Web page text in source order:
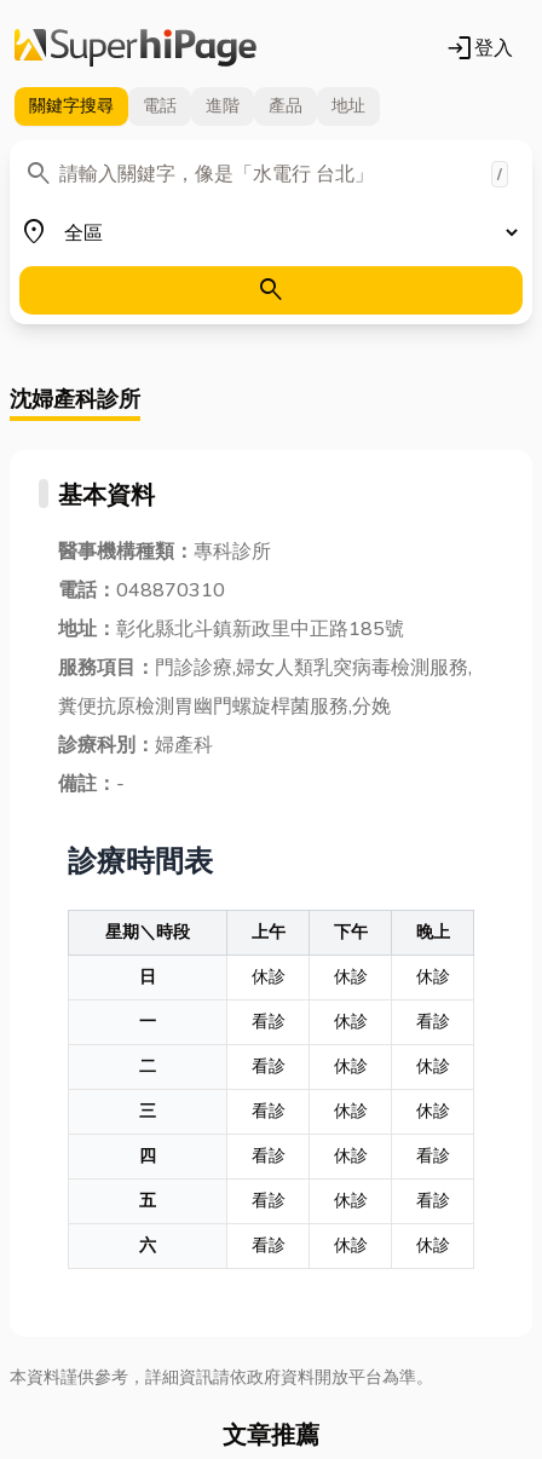
login登入
關鍵字搜尋 電話 進階 產品 地址
search
關鍵字 /
place
地區
search
沈婦產科診所
基本資料
醫事機構種類： 專科診所
電話： 048870310
地址： 彰化縣北斗鎮新政里中正路185號
服務項目： 門診診療,婦女人類乳突病毒檢測服務,
糞便抗原檢測胃幽門螺旋桿菌服務,分娩
診療科別： 婦產科
備註： -
診療時間表
星期＼時段 上午 下午
晚上
日
休診 休診
休診
一
看診 休診
看診
二
看診 休診
休診
三
看診 休診
休診
四
看診 休診
看診
五
看診 休診
看診
六
看診 休診 休診
本資料謹供參考，詳細資訊請依政府資料開放平台為準。
文章推薦